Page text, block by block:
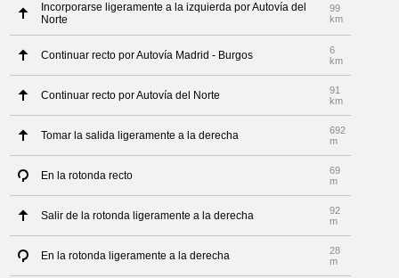
Incorporarse ligeramente a la izquierda por Autovía del
Norte
99
km
Continuar recto por Autovía Madrid - Burgos
6
km
Continuar recto por Autovía del Norte
91
km
Tomar la salida ligeramente a la derecha
692
m
En la rotonda recto
69
m
Salir de la rotonda ligeramente a la derecha
92
m
En la rotonda ligeramente a la derecha
28
m